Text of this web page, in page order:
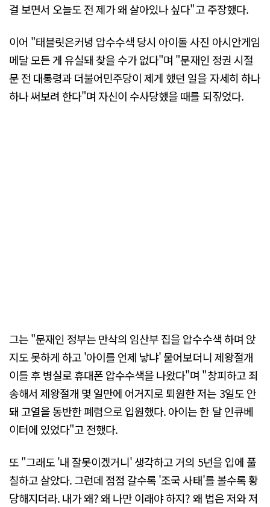
걸 보면서 오늘도 전 제가 왜 살아있나 싶다"고 주장했다.
이어 "태블릿은커녕 압수수색 당시 아이돌 사진 아시안게임
메달 모든 게 유실돼 찾을 수가 없다"며 "문재인 정권 시절
문 전 대통령과 더불어민주당이 제게 했던 일을 자세히 하나
하나 써보려 한다"며 자신이 수사당했을 때를 되짚었다.
그는 "문재인 정부는 만삭의 임산부 집을 압수수색 하며 앉
지도 못하게 하고 '아이를 언제 낳냐' 물어보더니 제왕절개
이틀 후 병실로 휴대폰 압수수색을 나왔다"며 "창피하고 죄
송해서 제왕절개 몇 일만에 어거지로 퇴원한 저는 3일도 안
돼 고열을 동반한 폐렴으로 입원했다. 아이는 한 달 인큐베
이터에 있었다"고 전했다.
또 "그래도 '내 잘못이겠거니' 생각하고 거의 5년을 입에 풀
칠하고 살았다. 그런데 점점 갈수록 '조국 사태'를 볼수록 황
당해지더라. 내가 왜? 왜 나만 이래야 하지? 왜 법은 저와 저